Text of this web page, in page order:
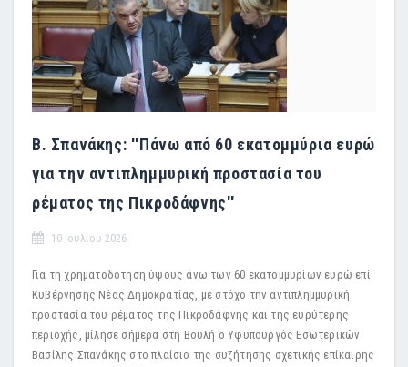
Β. Σπανάκης: ''Πάνω από 60 εκατομμύρια ευρώ
για την αντιπλημμυρική προστασία του
ρέματος της Πικροδάφνης''
10 Ιουλίου 2026
Για τη χρηματοδότηση ύψους άνω των 60 εκατομμυρίων ευρώ επί
Κυβέρνησης Νέας Δημοκρατίας, με στόχο την αντιπλημμυρική
προστασία του ρέματος της Πικροδάφνης και της ευρύτερης
περιοχής, μίλησε σήμερα στη Βουλή ο Υφυπουργός Εσωτερικών
Βασίλης Σπανάκης στο πλαίσιο της συζήτησης σχετικής επίκαιρης